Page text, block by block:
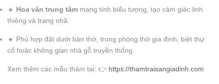
🔸 Hoa văn trung tâm mang tính biểu tượng, tạo cảm giác linh
thiêng và trang nhã.
🔸 Phù hợp đặt dưới bàn thờ, trong phòng thờ gia đình, biệt thự
cổ hoặc không gian nhà gỗ truyền thống.
Xem thêm các mẫu thảm tại: 👉 https://thamtraisangiadinh.com